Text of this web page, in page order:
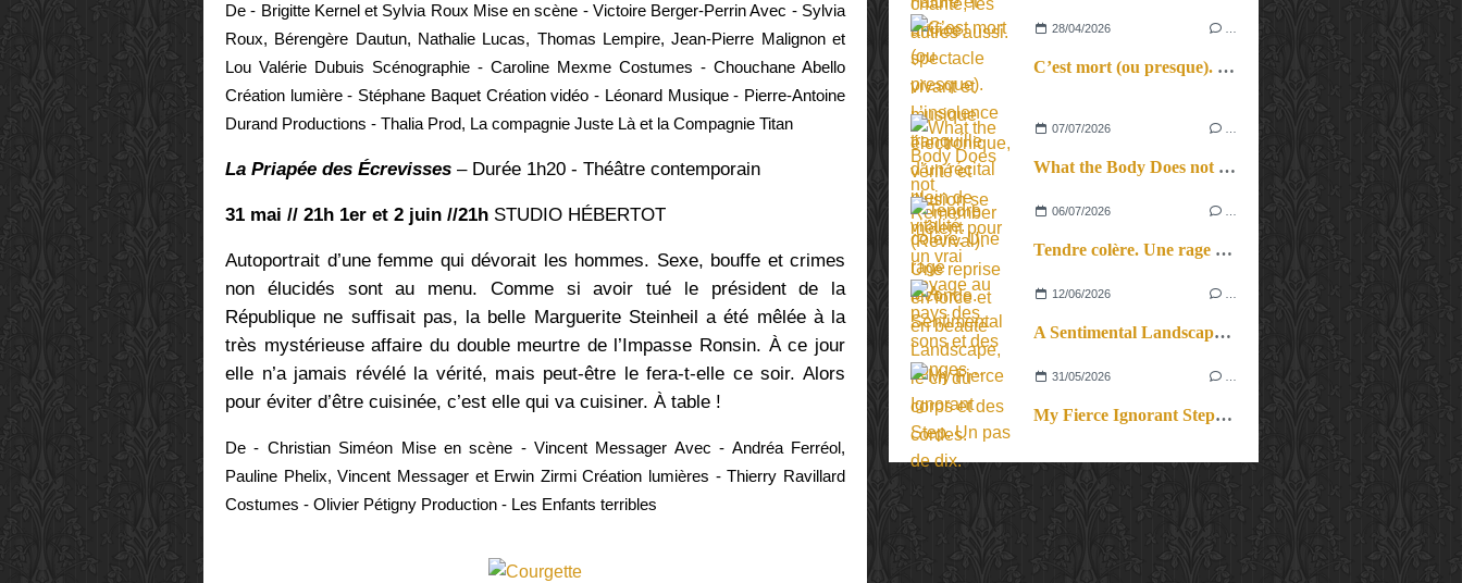
De - Brigitte Kernel et Sylvia Roux Mise en scène - Victoire Berger-Perrin Avec - Sylvia
Roux, Bérengère Dautun, Nathalie Lucas, Thomas Lempire, Jean-Pierre Malignon et
Lou Valérie Dubuis Scénographie - Caroline Mexme Costumes - Chouchane Abello
Création lumière - Stéphane Baquet Création vidéo - Léonard Musique - Pierre-Antoine
Durand Productions - Thalia Prod, La compagnie Juste Là et la Compagnie Titan
La Priapée des Écrevisses – Durée 1h20 - Théâtre contemporain
31 mai // 21h 1er et 2 juin //21h STUDIO HÉBERTOT
Autoportrait d’une femme qui dévorait les hommes. Sexe, bouffe et crimes
non élucidés sont au menu. Comme si avoir tué le président de la
République ne suffisait pas, la belle Marguerite Steinheil a été mêlée à la
très mystérieuse affaire du double meurtre de l’Impasse Ronsin. À ce jour
elle n’a jamais révélé la vérité, mais peut-être le fera-t-elle ce soir. Alors
pour éviter d’être cuisinée, c’est elle qui va cuisiner. À table !
De - Christian Siméon Mise en scène - Vincent Messager Avec - Andréa Ferréol,
Pauline Phelix, Vincent Messager et Erwin Zirmi Création lumières - Thierry Ravillard
Costumes - Olivier Pétigny Production - Les Enfants terribles
28/04/2026
C’est mort (ou presque). L’insolence tranquille d’un récital plein de vitalité.
07/07/2026
What the Body Does not Remember (Revival). Une reprise en force et en beauté
06/07/2026
Tendre colère. Une rage féconde.
12/06/2026
A Sentimental Landscape, le cri du corps et des cordes.
31/05/2026
My Fierce Ignorant Step. Un pas de dix.